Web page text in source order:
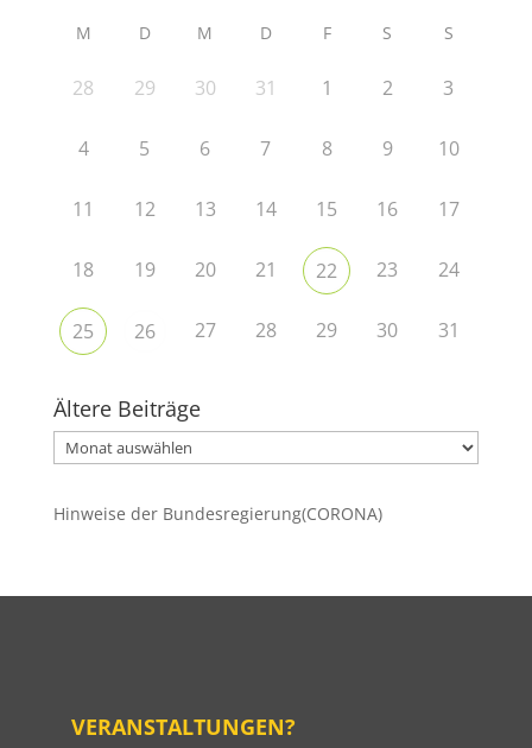
M D M D F S S
28 29 30 31 1 2 3
4 5 6 7 8 9 10
11 12 13 14 15 16 17
18 19 20 21 22 23 24
25 26 27 28 29 30 31
Ältere Beiträge
Ältere
Beiträge
Hinweise der Bundesregierung(CORONA)
VERANSTALTUNGEN?